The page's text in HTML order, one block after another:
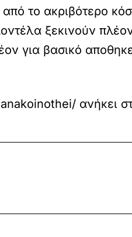
το ακριβότερο
ξεκινούν
για βασικό
ανήκει